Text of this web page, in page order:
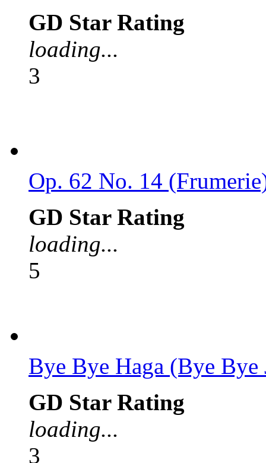
GD Star Rating
loading...
3
Op. 62 No. 14
GD Star Rating
loading...
5
Bye Bye Haga (Bye Bye
GD Star Rating
loading...
3